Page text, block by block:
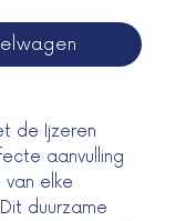
de Ijzeren
aanvulling
elke
duurzame